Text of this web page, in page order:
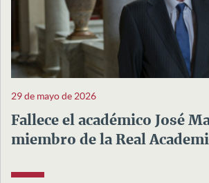
29 de mayo de 2026
Fallece el académico José
miembro de la Real